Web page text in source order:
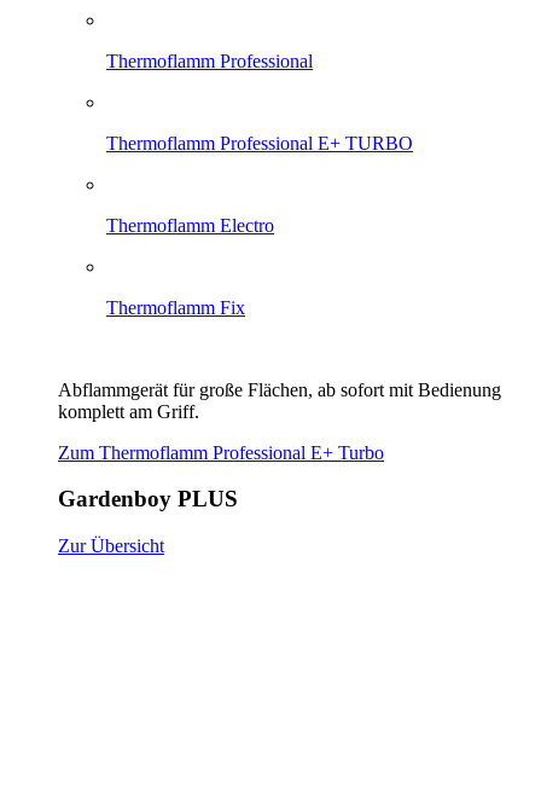
Thermoflamm Professional
Thermoflamm Professional E+ TURBO
Thermoflamm Electro
Thermoflamm Fix
Abflammgerät für große Flächen, ab sofort mit Bedienung
komplett am Griff.
Zum Thermoflamm Professional E+ Turbo
Gardenboy PLUS
Zur Übersicht